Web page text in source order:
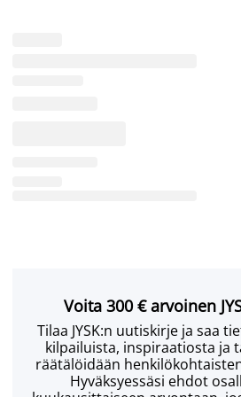
Voita 300 € arvoinen
Tilaa JYSK:n uutiskirje ja saa
kilpailuista, inspiraatiosta ja
räätälöidään
Hyväksyessäsi ehdot